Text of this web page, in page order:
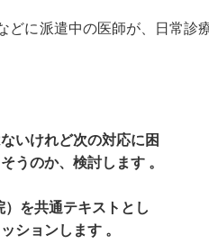
どに派遣中の医師が、日常診
いけれど次の対応に困
うのか、検討します 。
を共通テキストとし
ションします 。